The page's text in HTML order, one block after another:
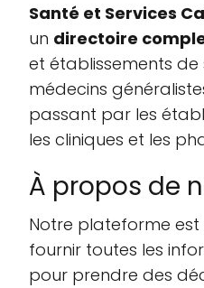
Santé et Services
un directoire
et établissements
médecins
passant par les
les cliniques et les
À propos de
Notre plateforme
fournir toutes les
pour prendre des